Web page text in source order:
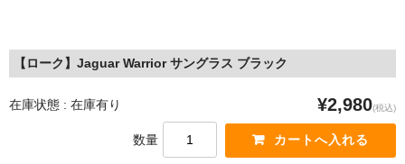
DVD
【ローク】Jaguar Warrior サングラス ブラック
在庫状態 : 在庫有り ¥2,980(税込)
数量